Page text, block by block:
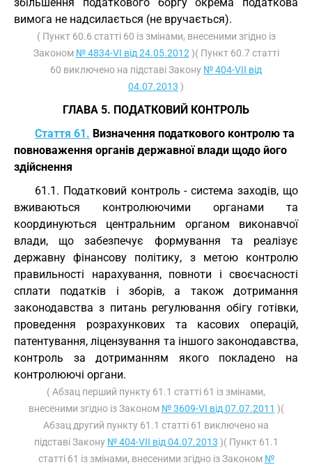
вимога не надсилається (не вручається).
( Пункт 60.6 статті 60 із змінами, внесеними згідно із
Законом № 4834-VI від 24.05.2012 )( Пункт 60.7 статті
60 виключено на підставі Закону № 404-VII від
04.07.2013 )
ГЛАВА 5. ПОДАТКОВИЙ КОНТРОЛЬ
Стаття 61. Визначення податкового контролю та
повноваження органів державної влади щодо його
здійснення
61.1. Податковий контроль - система заходів, що
вживаються контролюючими органами та
координуються центральним органом виконавчої
влади, що забезпечує формування та реалізує
державну фінансову політику, з метою контролю
правильності нарахування, повноти і своєчасності
сплати податків і зборів, а також дотримання
законодавства з питань регулювання обігу готівки,
проведення розрахункових та касових операцій,
патентування, ліцензування та іншого законодавства,
контроль за дотриманням якого покладено на
контролюючі органи.
( Абзац перший пункту 61.1 статті 61 із змінами,
внесеними згідно із Законом № 3609-VI від 07.07.2011 )(
Абзац другий пункту 61.1 статті 61 виключено на
підставі Закону № 404-VII від 04.07.2013 )( Пункт 61.1
статті 61 із змінами, внесеними згідно із Законом №